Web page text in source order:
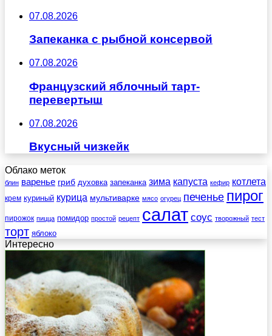
07.08.2026
Запеканка с рыбной консервой
07.08.2026
Французский яблочный тарт-
перевертыш
07.08.2026
Вкусный чизкейк
Облако меток
блин варенье гриб духовка запеканка зима капуста кефир котлета
крем куриный курица мультиварке мясо огурец печенье пирог
пирожок пицца помидор простой рецепт салат соус творожный тест
торт яблоко
Интересно